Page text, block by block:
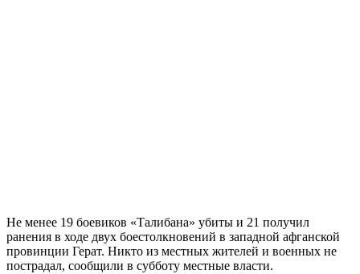
Не менее 19 боевиков «Талибана» убиты и 21 получил
ранения в ходе двух боестолкновений в западной афганской
провинции Герат. Никто из местных жителей и военных не
пострадал, сообщили в субботу местные власти.